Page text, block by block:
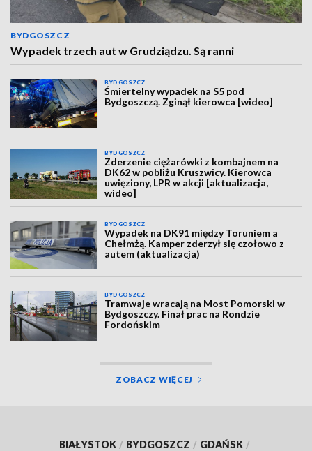
BYDGOSZCZ
Wypadek trzech aut w Grudziądzu. Są ranni
BYDGOSZCZ
Śmiertelny wypadek na S5 pod
Bydgoszczą. Zginął kierowca [wideo]
BYDGOSZCZ
Zderzenie ciężarówki z kombajnem na
DK62 w pobliżu Kruszwicy. Kierowca
uwięziony, LPR w akcji [aktualizacja,
wideo]
BYDGOSZCZ
Wypadek na DK91 między Toruniem a
Chełmżą. Kamper zderzył się czołowo z
autem (aktualizacja)
BYDGOSZCZ
Tramwaje wracają na Most Pomorski w
Bydgoszczy. Finał prac na Rondzie
Fordońskim
ZOBACZ WIĘCEJ
BIAŁYSTOK / BYDGOSZCZ / GDAŃSK /